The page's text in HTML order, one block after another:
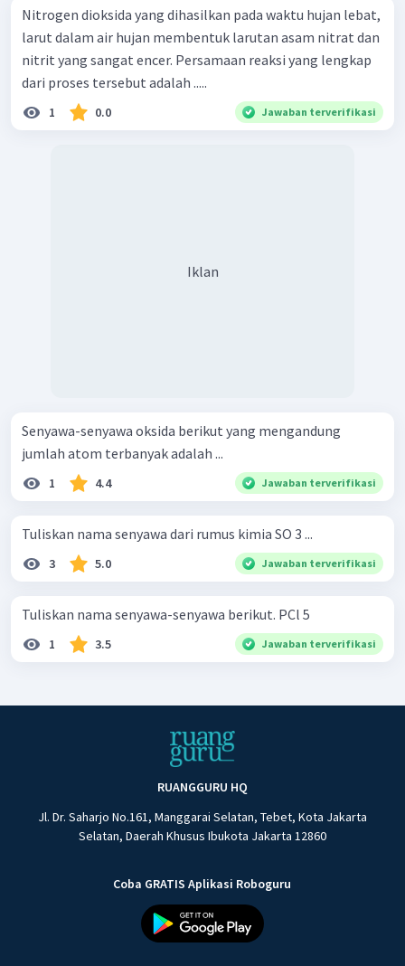
Nitrogen dioksida yang dihasilkan pada waktu hujan lebat,
larut dalam air hujan membentuk larutan asam nitrat dan
nitrit yang sangat encer. Persamaan reaksi yang lengkap
dari proses tersebut adalah .....
1 0.0 Jawaban terverifikasi
Iklan
Senyawa-senyawa oksida berikut yang mengandung
jumlah atom terbanyak adalah ...
1 4.4 Jawaban terverifikasi
Tuliskan nama senyawa dari rumus kimia SO 3 ...
3 5.0 Jawaban terverifikasi
Tuliskan nama senyawa-senyawa berikut. PCl 5 ​
1 3.5 Jawaban terverifikasi
RUANGGURU HQ
Jl. Dr. Saharjo No.161, Manggarai Selatan, Tebet, Kota Jakarta
Selatan, Daerah Khusus Ibukota Jakarta 12860
Coba GRATIS Aplikasi Roboguru